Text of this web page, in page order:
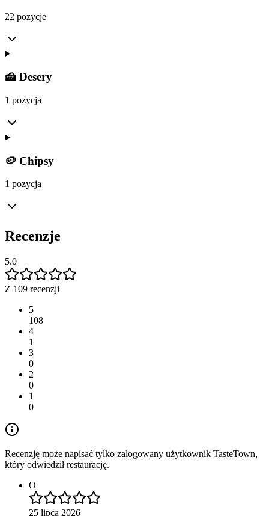
22 pozycje
🍰 Desery
1 pozycja
🥔 Chipsy
1 pozycja
Recenzje
5.0
Z 109 recenzji
5
108
4
1
3
0
2
0
1
0
Recenzję może napisać tylko zalogowany użytkownik TasteTown,
który odwiedził restaurację.
O
25 lipca 2026